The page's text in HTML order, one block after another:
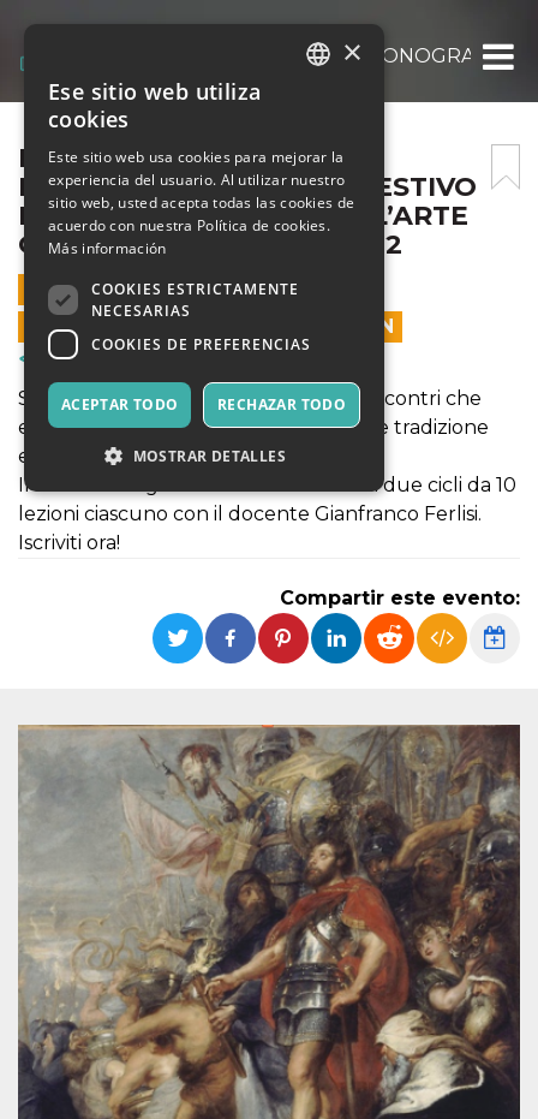
MO‘ADIM, CALENDARIO E ICONOGRAFIA:
MO‘ADIM, CALENDARIO E
ICONOGRAFIA: IL CICLO FESTIVO
EBRAICO SBIRCIATO DALL’ARTE
OCCIDENTALE – MODULO 2
24 FEBRERO 2026 - 18:00
LAS VENTAS EN LÍNEA TERMINARON
Cursos y Entrenamiento
Secondo appuntamento del ciclo di incontri che
esplora il dialogo e le tensioni tra arte e tradizione
ebraica e cristiana.
Il corso si svolgerà online ed è diviso in due cicli da 10
lezioni ciascuno con il docente Gianfranco Ferlisi.
Iscriviti ora!
Compartir este evento:
SPANISH
×
Ese sitio web utiliza
cookies
Este sitio web usa cookies para mejorar la
experiencia del usuario. Al utilizar nuestro
sitio web, usted acepta todas las cookies de
acuerdo con nuestra Política de cookies.
Más información
COOKIES ESTRICTAMENTE
NECESARIAS
COOKIES DE PREFERENCIAS
ACEPTAR TODO RECHAZAR TODO
MOSTRAR DETALLES
Cookies estrictamente necesarias
Las cookies estrictamente necesarias permiten
la funcionalidad principal del sitio web, como
el inicio de sesión de usuario y la gestión de
Nombre
Proveedor /
Dominio
Vencimiento Descripción
cf_clearance
Cloudflare,
Inc.
.oooh.events
1 año
Esta cookie es
utilizada por el
servicio
CloudFlare para
identificar el
tráfico web de
confianza y
anular cualquier
restricción de
seguridad
basada en la
dirección IP del
visitante. Es
esencial para
apoyar las
funciones de
seguridad de un
sitio web y
proporcionar